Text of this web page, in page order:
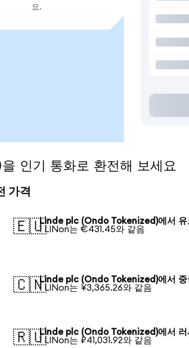
요.
기 통화로 환전해 보세요
가격
🇪🇺Linde plc (Ondo Tokenized)에서 유
1 LINon는 €431.45와 같음
🇨🇳Linde plc (Ondo Tokenized)에서 중
1 LINon는 ¥3,365.26와 같음
🇷🇺Linde plc (Ondo Tokenized)에서 러
1 LINon는 ₽41,031.92와 같음